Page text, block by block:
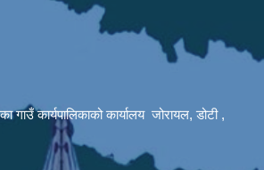
गाउँ कार्यपालिकाको कार्यालय जोरायल, डोटी ,